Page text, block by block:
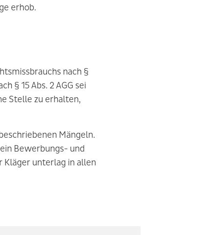
erhob.
nach §
§ 15 Abs. 2 AGG sei
Stelle zu erhalten,
Mängeln.
Bewerbungs- und
Kläger unterlag in allen